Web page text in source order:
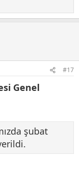
#17
Genel
şubat